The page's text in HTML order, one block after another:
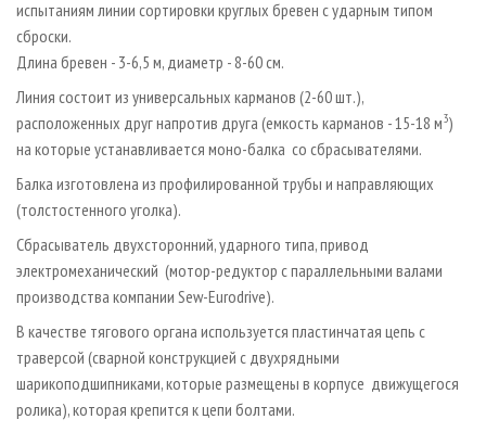
испытаниям линии сортировки круглых бревен с ударным типом
сброски.
Длина бревен - 3-6,5 м, диаметр - 8-60 см.
Линия состоит из универсальных карманов (2-60 шт.),
расположенных друг напротив друга (емкость карманов - 15-18 м3)
на которые устанавливается моно-балка со сбрасывателями.
Балка изготовлена из профилированной трубы и направляющих
(толстостенного уголка).
Сбрасыватель двухсторонний, ударного типа, привод
электромеханический (мотор-редуктор с параллельными валами
производства компании Sew-Eurodrive).
В качестве тягового органа используется пластинчатая цепь с
траверсой (сварной конструкцией с двухрядными
шарикоподшипниками, которые размещены в корпусе движущегося
ролика), которая крепится к цепи болтами.